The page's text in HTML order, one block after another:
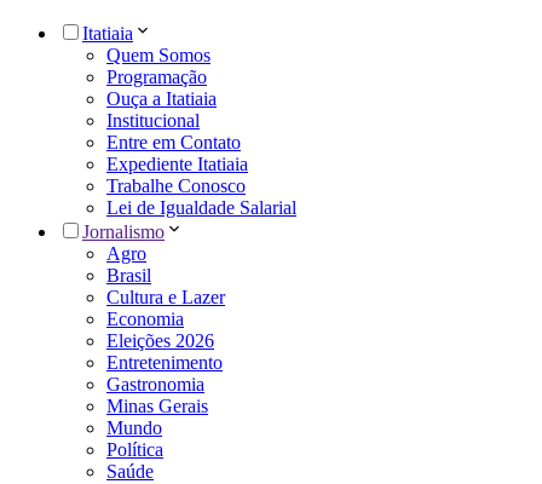
Itatiaia
Quem Somos
Programação
Ouça a Itatiaia
Institucional
Entre em Contato
Expediente Itatiaia
Trabalhe Conosco
Lei de Igualdade Salarial
Jornalismo
Agro
Brasil
Cultura e Lazer
Economia
Eleições 2026
Entretenimento
Gastronomia
Minas Gerais
Mundo
Política
Saúde